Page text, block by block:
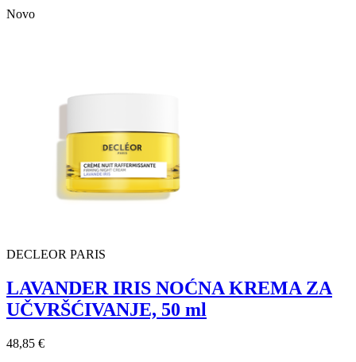
Novo
DECLEOR PARIS
LAVANDER IRIS NOĆNA KREMA ZA
UČVRŠĆIVANJE, 50 ml
48,85 €